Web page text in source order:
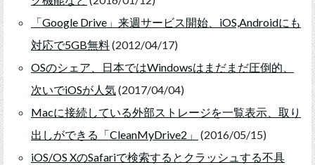
「Google Drive」来週サービス開始、iOS,Androidにも
対応で5GB無料(2012/04/17)
OSのシェア、日本ではWindowsはまだまだ圧倒的、
次いでiOSが人気(2017/04/04)
Macに接続している外部ストレージを一覧表示、取り
出しができる「CleanMyDrive2」
(2016/05/15)
iOS/OS XのSafariで検索するとクラッシュする不具